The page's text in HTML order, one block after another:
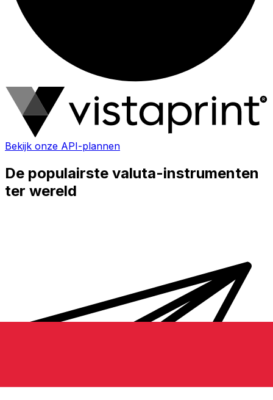
Bekijk onze API-plannen
De populairste valuta-instrumenten
ter wereld